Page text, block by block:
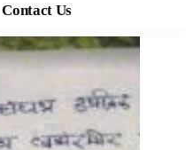
Contact Us